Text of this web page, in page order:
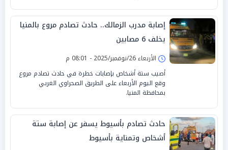
إصابة مدرب الزمالك.. حادث تصادم مروع بالمنيا
يخلف 6 مصابين
الأربعاء 26/نوفمبر/2025 - 08:01 م
أصيب ستة أشخاص بإصابات خطرة في حادث تصادم مروع
وقع اليوم الأربعاء على الطريق الصحراوي الغربي
بمحافظة المنيا.
حادث تصادم بأسيوط يسفر عن إصابة ستة
أشخاص وتمناية بأسيوط